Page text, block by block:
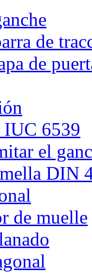
de
de
IUC 6539
el
DIN
de muelle